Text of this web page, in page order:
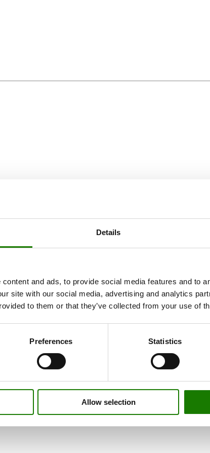
Details
and ads, to provide social media features and to
site with our social media, advertising and analytics
to them or that they’ve collected from your use of
Preferences Statistics
Allow selection